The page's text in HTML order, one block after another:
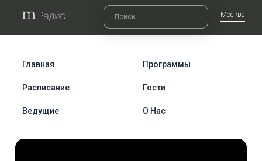
Москва
Главная Программы
Расписание Гости
Ведущие О Нас